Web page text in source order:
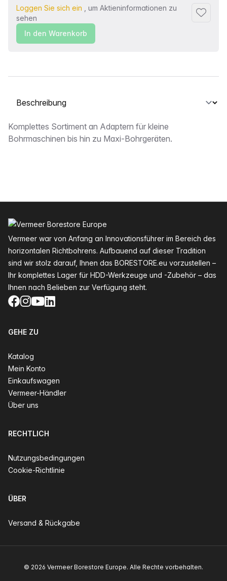
Loggen Sie sich ein , um Aktieninformationen zu
sehen
Zu
In den Warenkorb
Wählen Sie eine Registerkarte aus
Beschreibung
Komplettes Sortiment an Adaptern für kleine
Bohrmaschinen bis hin zu Maxi-Bohrgeräten.
Vermeer war von Anfang an Innovationsführer im Bereich des
horizontalen Richtbohrens. Aufbauend auf dieser Tradition
sind wir stolz darauf, Ihnen das BORESTORE.eu vorzustellen –
Ihr komplettes Lager für HDD-Werkzeuge und -Zubehör – das
Ihnen nach Belieben zur Verfügung steht.
Facebook
Instagram
YouTube
LinkedIn
GEHE ZU
Katalog
Mein Konto
Einkaufswagen
Vermeer-Händler
Über uns
RECHTLICH
Nutzungsbedingungen
Cookie-Richtlinie
ÜBER
Versand & Rückgabe
© 2026 Vermeer Borestore Europe. Alle Rechte vorbehalten.